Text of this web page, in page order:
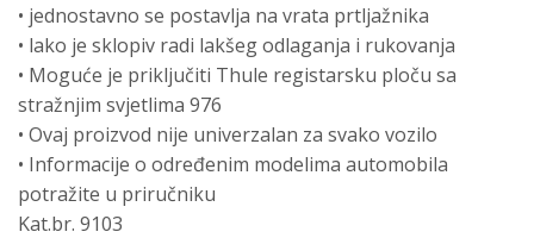
• jednostavno se postavlja na vrata prtljažnika
• lako je sklopiv radi lakšeg odlaganja i rukovanja
• Moguće je priključiti Thule registarsku ploču sa
stražnjim svjetlima 976
• Ovaj proizvod nije univerzalan za svako vozilo
• Informacije o određenim modelima automobila
potražite u priručniku
Kat.br. 9103